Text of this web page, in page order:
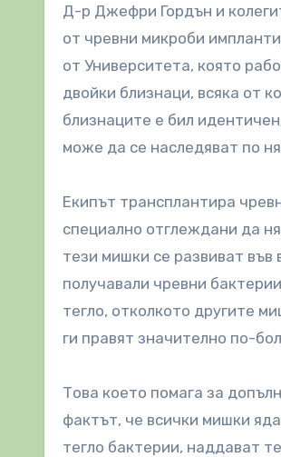
Д-р Джефри Гордън и
от чревни микроби
от Университета, която
двойки близнаци, всяка от
близнаците е бил
може да се наследяват по
Екипът трансплантира
специално отглеждани да
тези мишки се развиват
получавали чревни
тегло, отколкото другите
ги правят значително по-
Това което помага за
фактът, че всички мишки
тегло бактерии, наддават